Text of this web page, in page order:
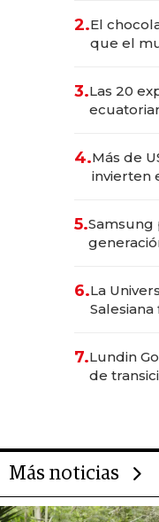
2.El
que el
3.Las 20
4.Más de
invierten
5.Samsung
6.La
7.Lundin
de
Más noticias